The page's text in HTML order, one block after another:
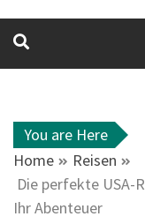
You are Here
Home
Reisen
Die perfekte USA-
Ihr Abenteuer